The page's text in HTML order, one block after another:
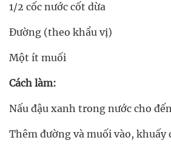
1/2 cốc nước cốt dừa
Đường (theo khẩu vị)
Một ít muối
Cách làm:
Nấu đậu xanh trong nước cho
Thêm đường và muối vào, khuấy